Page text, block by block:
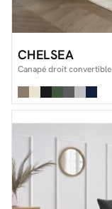
CHELSEA
Canapé droit